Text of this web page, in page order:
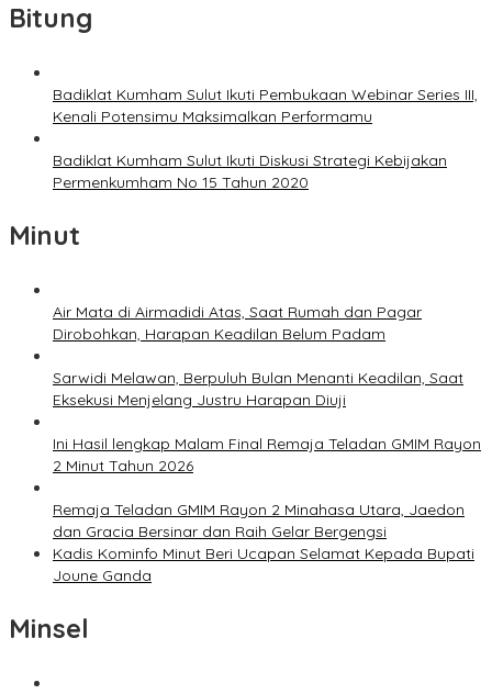
Bitung
Badiklat Kumham Sulut Ikuti Pembukaan Webinar Series III,
Kenali Potensimu Maksimalkan Performamu
Badiklat Kumham Sulut Ikuti Diskusi Strategi Kebijakan
Permenkumham No 15 Tahun 2020
Minut
Air Mata di Airmadidi Atas, Saat Rumah dan Pagar
Dirobohkan, Harapan Keadilan Belum Padam
Sarwidi Melawan, Berpuluh Bulan Menanti Keadilan, Saat
Eksekusi Menjelang Justru Harapan Diuji
Ini Hasil lengkap Malam Final Remaja Teladan GMIM Rayon
2 Minut Tahun 2026
Remaja Teladan GMIM Rayon 2 Minahasa Utara, Jaedon
dan Gracia Bersinar dan Raih Gelar Bergengsi
Kadis Kominfo Minut Beri Ucapan Selamat Kepada Bupati
Joune Ganda
Minsel